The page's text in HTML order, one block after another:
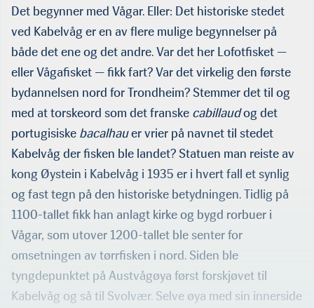
Det begynner med Vågar. Eller: Det historiske stedet
ved Kabelvåg er en av flere mulige begynnelser på
både det ene og det andre. Var det her Lofotfisket —
eller Vågafisket — fikk fart? Var det virkelig den første
bydannelsen nord for Trondheim? Stemmer det til og
med at torskeord som det franske cabillaudog det
portugisiske bacalhauer vrier på navnet til stedet
Kabelvåg der fisken ble landet? Statuen man reiste av
kong Øystein i Kabelvåg i 1935 er i hvert fall et synlig
og fast tegn på den historiske betydningen. Tidlig på
1100-tallet fikk han anlagt kirke og bygd rorbuer i
Vågar, som utover 1200-tallet ble senter for
omsetningen av tørrfisken i nord. Siden ble
tyngdepunktet på Austvågøya først forskjøvet til
Kabelvåg og så til Svolvær. Selve øya med sin innerside